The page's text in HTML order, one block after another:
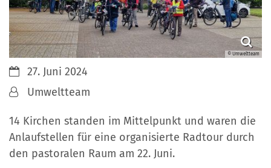
© Umweltteam
Datum:27. Juni 2024
Von:Umweltteam
14 Kirchen standen im Mittelpunkt und waren die
Anlaufstellen für eine organisierte Radtour durch
den pastoralen Raum am 22. Juni.